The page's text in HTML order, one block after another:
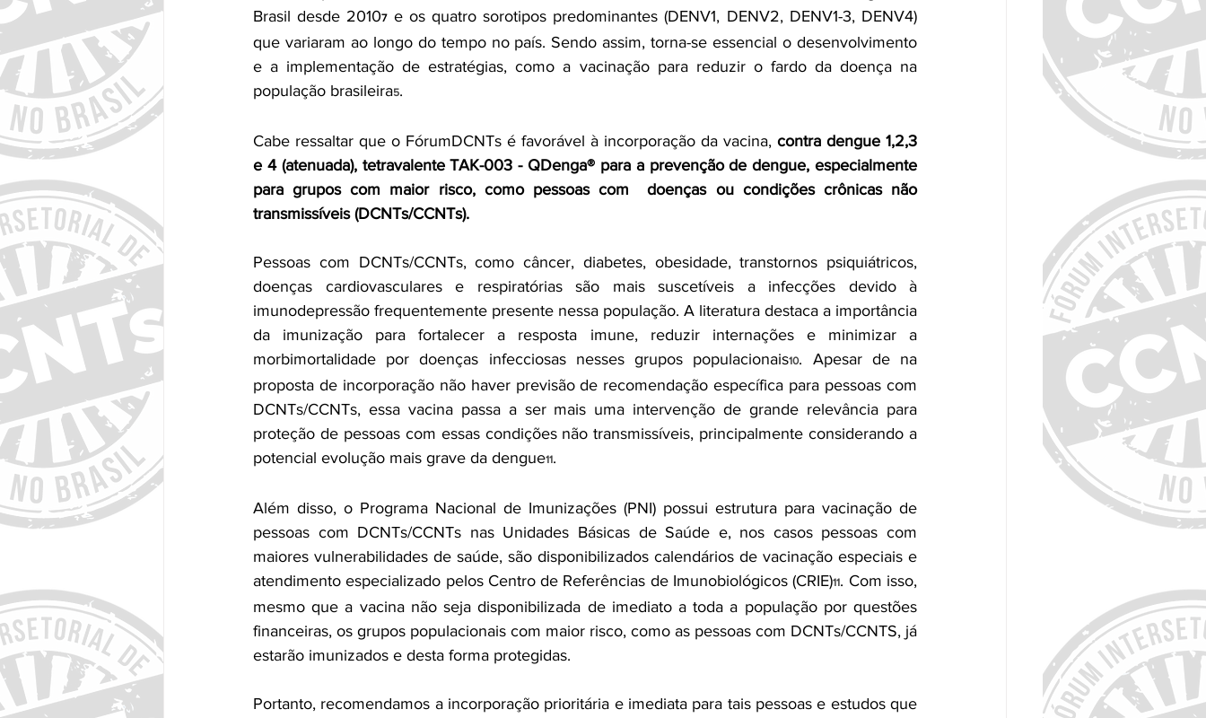
Brasil desde 20107 e os quatro sorotipos predominantes (DENV1, DENV2, DENV1-3, DENV4)
que variaram ao longo do tempo no país. Sendo assim, torna-se essencial o desenvolvimento
e a implementação de estratégias, como a vacinação para reduzir o fardo da doença na
população brasileira5.
Cabe ressaltar que o FórumDCNTs é favorável à incorporação da vacina, contra dengue 1,2,3
e 4 (atenuada), tetravalente TAK-003 - QDenga® para a prevenção de dengue, especialmente
para grupos com maior risco, como pessoas com  doenças ou condições crônicas não
transmissíveis (DCNTs/CCNTs).
Pessoas com DCNTs/CCNTs, como câncer, diabetes, obesidade, transtornos psiquiátricos,
doenças cardiovasculares e respiratórias são mais suscetíveis a infecções devido à
imunodepressão frequentemente presente nessa população. A literatura destaca a importância
da imunização para fortalecer a resposta imune, reduzir internações e minimizar a
morbimortalidade por doenças infecciosas nesses grupos populacionais10. Apesar de na
proposta de incorporação não haver previsão de recomendação específica para pessoas com
DCNTs/CCNTs, essa vacina passa a ser mais uma intervenção de grande relevância para
proteção de pessoas com essas condições não transmissíveis, principalmente considerando a
potencial evolução mais grave da dengue11.
Além disso, o Programa Nacional de Imunizações (PNI) possui estrutura para vacinação de
pessoas com DCNTs/CCNTs nas Unidades Básicas de Saúde e, nos casos pessoas com
maiores vulnerabilidades de saúde, são disponibilizados calendários de vacinação especiais e
atendimento especializado pelos Centro de Referências de Imunobiológicos (CRIE)11. Com isso,
mesmo que a vacina não seja disponibilizada de imediato a toda a população por questões
financeiras, os grupos populacionais com maior risco, como as pessoas com DCNTs/CCNTS, já
estarão imunizados e desta forma protegidas.
Portanto, recomendamos a incorporação prioritária e imediata para tais pessoas e estudos que